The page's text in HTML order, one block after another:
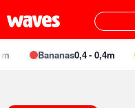
Bananas0,4 - 0,4m